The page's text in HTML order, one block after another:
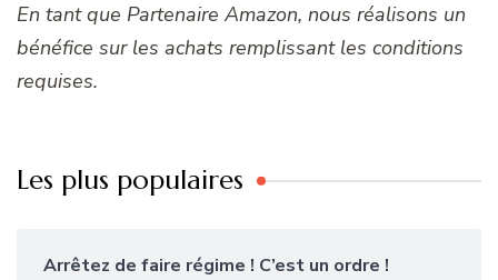
En tant que Partenaire Amazon, nous réalisons un
bénéfice sur les achats remplissant les conditions
requises.
Les plus populaires
Arrêtez de faire régime ! C’est un ordre !